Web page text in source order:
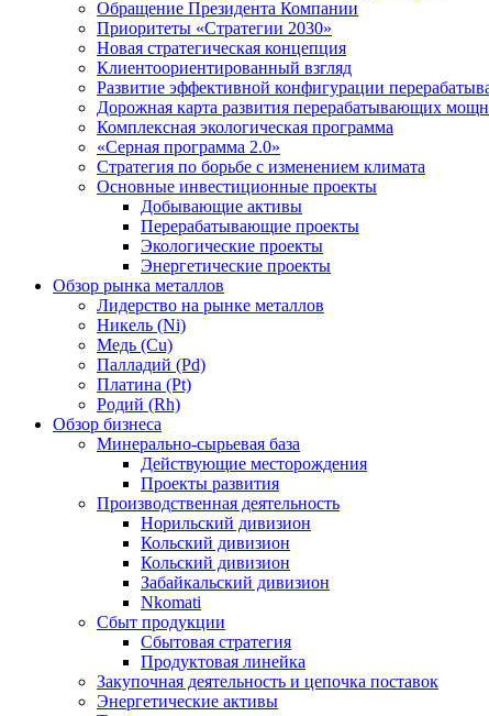
Обращение Президента Компании
Приоритеты «Стратегии 2030»
Новая стратегическая концепция
Клиентоориентированный взгляд
Развитие эффективной конфигурации
Дорожная карта развития перерабатывающих
Комплексная экологическая программа
«Серная программа 2.0»
Стратегия по борьбе с изменением климата
Основные инвестиционные проекты
Добывающие активы
Перерабатывающие проекты
Экологические проекты
Энергетические проекты
Обзор рынка металлов
Лидерство на рынке металлов
Никель (Ni)
Медь (Cu)
Палладий (Pd)
Платина (Pt)
Родий (Rh)
Обзор бизнеса
Минерально-сырьевая база
Действующие месторождения
Проекты развития
Производственная деятельность
Норильский дивизион
Кольский дивизион
Кольский дивизион
Забайкальский дивизион
Nkomati
Сбыт продукции
Сбытовая стратегия
Продуктовая линейка
Закупочная деятельность и цепочка поставок
Энергетические активы